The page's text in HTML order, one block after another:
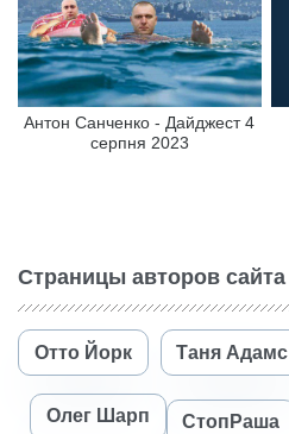
Антон Санченко - Дайджест 4
серпня 2023
Страницы авторов сайта
Отто Йорк Таня Адамс
Олег Шарп СтопРаша